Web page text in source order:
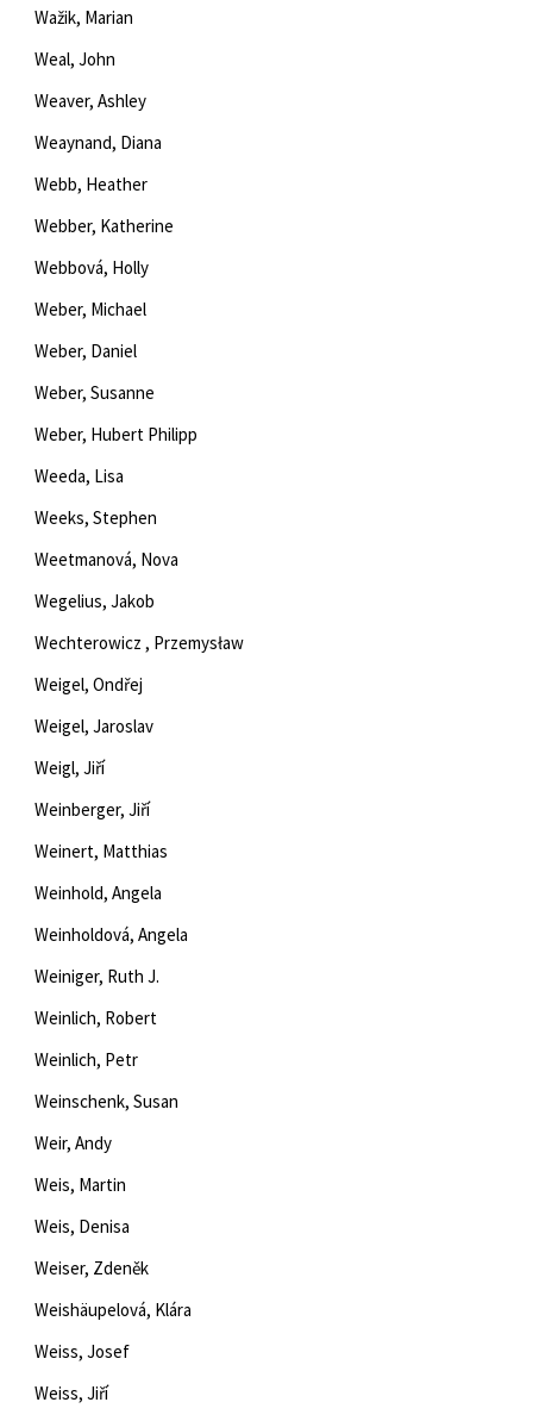
Wažik, Marian
Weal, John
Weaver, Ashley
Weaynand, Diana
Webb, Heather
Webber, Katherine
Webbová, Holly
Weber, Michael
Weber, Daniel
Weber, Susanne
Weber, Hubert Philipp
Weeda, Lisa
Weeks, Stephen
Weetmanová, Nova
Wegelius, Jakob
Wechterowicz , Przemysław
Weigel, Ondřej
Weigel, Jaroslav
Weigl, Jiří
Weinberger, Jiří
Weinert, Matthias
Weinhold, Angela
Weinholdová, Angela
Weiniger, Ruth J.
Weinlich, Robert
Weinlich, Petr
Weinschenk, Susan
Weir, Andy
Weis, Martin
Weis, Denisa
Weiser, Zdeněk
Weishäupelová, Klára
Weiss, Josef
Weiss, Jiří